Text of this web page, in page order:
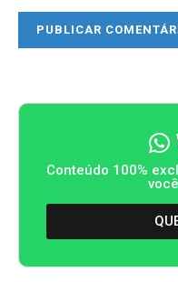
Conteúdo 100%